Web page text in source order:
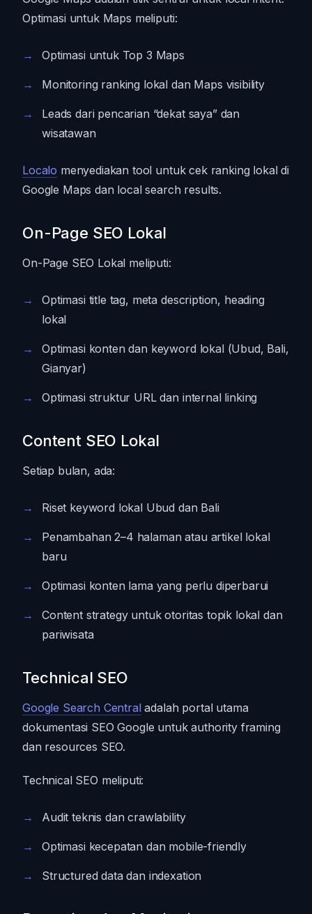
Optimasi untuk Maps meliputi:
Optimasi untuk Top 3 Maps
Monitoring ranking lokal dan Maps visibility
Leads dari pencarian “dekat saya” dan
wisatawan
Localo menyediakan tool untuk cek ranking lokal di
Google Maps dan local search results.
On-Page SEO Lokal
On-Page SEO Lokal meliputi:
Optimasi title tag, meta description, heading
lokal
Optimasi konten dan keyword lokal (Ubud, Bali,
Gianyar)
Optimasi struktur URL dan internal linking
Content SEO Lokal
Setiap bulan, ada:
Riset keyword lokal Ubud dan Bali
Penambahan 2–4 halaman atau artikel lokal
baru
Optimasi konten lama yang perlu diperbarui
Content strategy untuk otoritas topik lokal dan
pariwisata
Technical SEO
Google Search Centraladalah portal utama
dokumentasi SEO Google untuk authority framing
dan resources SEO.
Technical SEO meliputi:
Audit teknis dan crawlability
Optimasi kecepatan dan mobile-friendly
Structured data dan indexation